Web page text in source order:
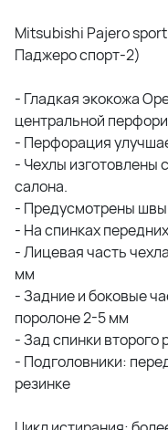
Mitsubishi Pajero
Паджеро спорт-2)
- Гладкая экокожа
центральной
- Перфорация
- Чехлы изготовлены
салона.
- Предусмотрены
- На спинках
- Лицевая часть
мм
- Задние и боковые
поролоне 2-5 мм
- Зад спинки второго
- Подголовники:
резинке